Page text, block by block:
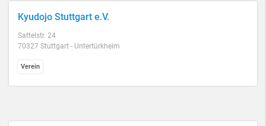
Kyudojo Stuttgart e.V.
Sattelstr. 24
70327 Stuttgart - Untertürkheim
Verein